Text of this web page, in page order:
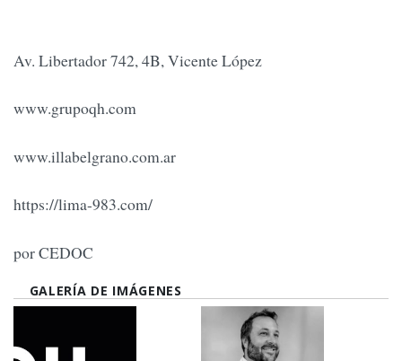
Av. Libertador 742, 4B, Vicente López
www.grupoqh.com
www.illabelgrano.com.ar
https://lima-983.com/
por CEDOC
GALERÍA DE IMÁGENES